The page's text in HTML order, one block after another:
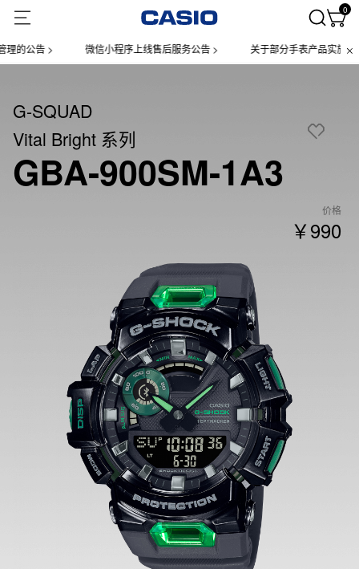
0
公告 > 微信小程序上线售后服务公告 > 关于部分手表产品实施【一
G-SQUAD
Vital Bright 系列
GBA-900SM-1A3
价格
￥990